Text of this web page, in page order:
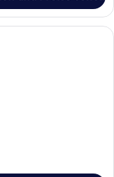
mit einem Bett,